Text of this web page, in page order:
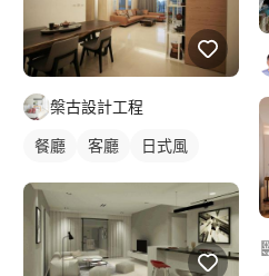
槃古設計工程
餐廳 客廳 日式風